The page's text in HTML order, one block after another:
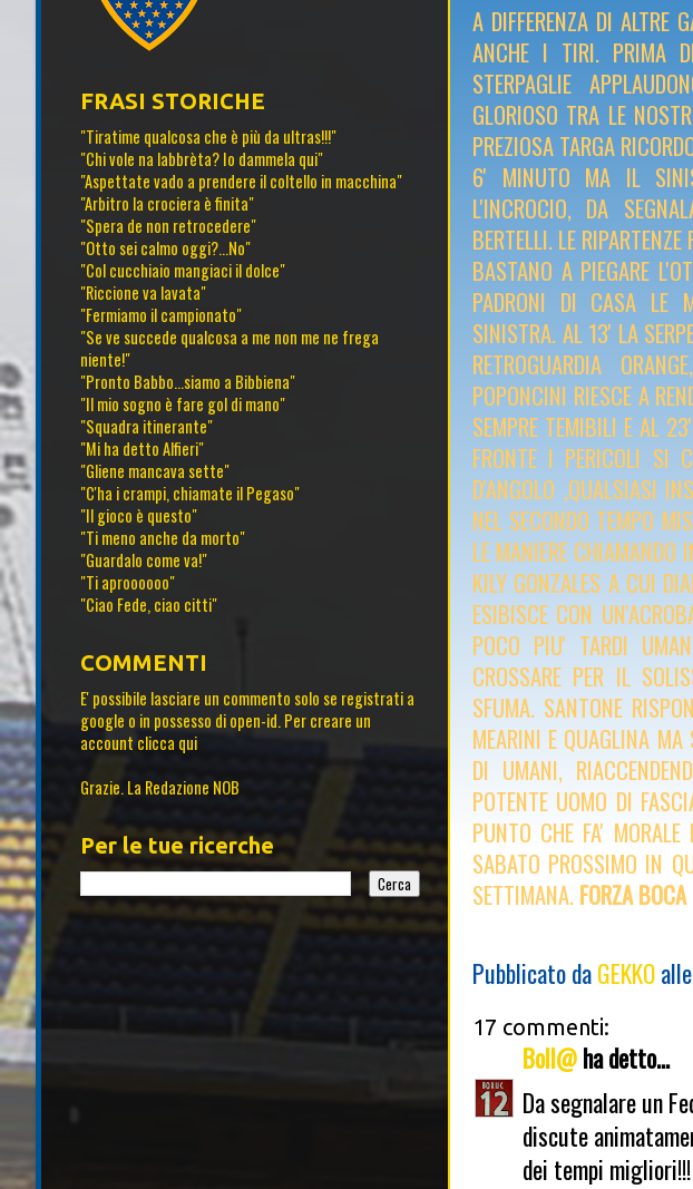
A DIFFERENZA DI ALTRE
ANCHE I TIRI. PRIMA
STERPAGLIE
GLORIOSO TRA LE
PREZIOSA TARGA
6' MINUTO MA IL
L'INCROCIO, DA
BERTELLI. LE
BASTANO A PIEGARE
PADRONI DI CASA LE
SINISTRA. AL 13' LA
RETROGUARDIA
POPONCINI RIESCE A
SEMPRE TEMIBILI E AL
FRONTE I PERICOLI SI
D'ANGOLO ,QUALSIASI
NEL SECONDO TEMPO
LE MANIERE CHIAMANDO
KILY GONZALES A CUI
ESIBISCE CON
POCO PIU' TARDI
CROSSARE PER IL
SFUMA. SANTONE
MEARINI E QUAGLINA MA
DI UMANI,
POTENTE UOMO DI
PUNTO CHE FA'
SABATO PROSSIMO IN
SETTIMANA. FORZA
Pubblicato daGEKKOalle
17 commenti:
Boll@ha detto...
Da segnalare un
discute
dei tempi migliori!!!
FRASI STORICHE
"Tiratime qualcosa che è più da ultras!!!"
"Chi vole na labbrèta? Io dammela qui"
"Aspettate vado a prendere il coltello in macchina"
"Arbitro la crociera è finita"
"Spera de non retrocedere"
"Otto sei calmo oggi?...No"
"Col cucchiaio mangiaci il dolce"
"Riccione va lavata"
"Fermiamo il campionato"
"Se ve succede qualcosa a me non me ne frega
niente!"
"Pronto Babbo...siamo a Bibbiena"
"Il mio sogno è fare gol di mano"
"Squadra itinerante"
"Mi ha detto Alfieri"
"Gliene mancava sette"
"C'ha i crampi, chiamate il Pegaso"
"Il gioco è questo"
"Ti meno anche da morto"
"Guardalo come va!"
"Ti aproooooo"
"Ciao Fede, ciao citti"
COMMENTI
E' possibile lasciare un commento solo se registrati a
google o in possesso di open-id. Per creare un
account clicca qui
Grazie. La Redazione NOB
Per le tue ricerche